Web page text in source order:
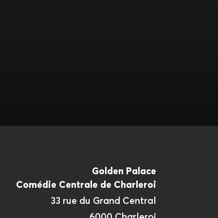
Golden Palace
Comédie Centrale de Charleroi
33 rue du Grand Central